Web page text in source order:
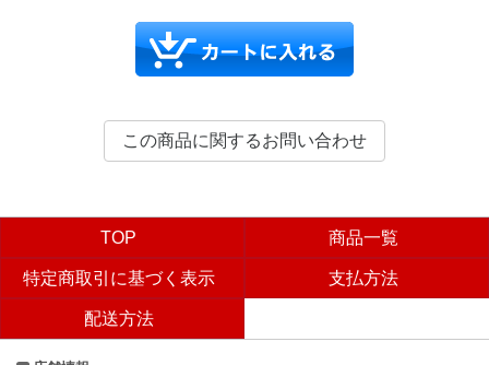
TOP 商品一覧
特定商取引に基づく表示 支払方法
配送方法